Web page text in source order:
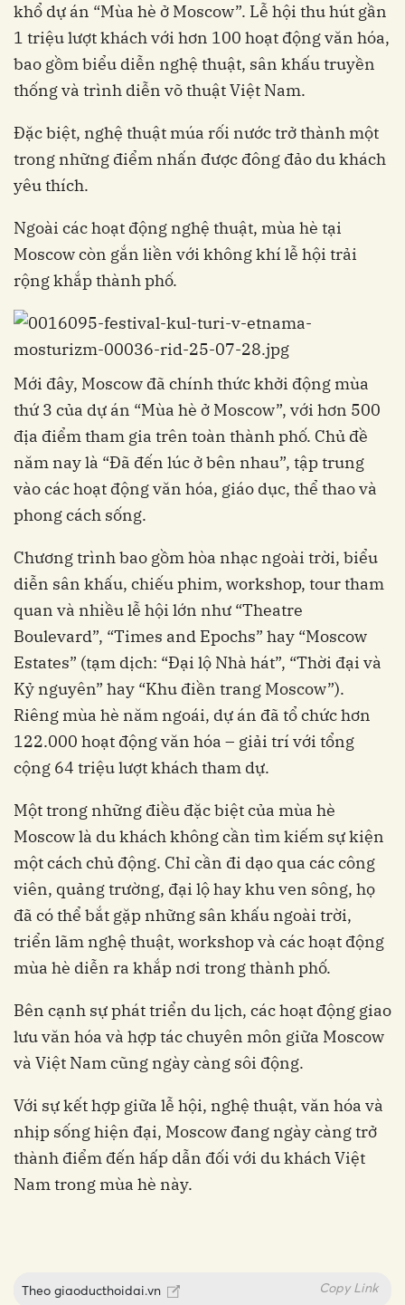
khổ dự án “Mùa hè ở Moscow”. Lễ hội thu hút gần
1 triệu lượt khách với hơn 100 hoạt động văn hóa,
bao gồm biểu diễn nghệ thuật, sân khấu truyền
thống và trình diễn võ thuật Việt Nam.
Đặc biệt, nghệ thuật múa rối nước trở thành một
trong những điểm nhấn được đông đảo du khách
yêu thích.
Ngoài các hoạt động nghệ thuật, mùa hè tại
Moscow còn gắn liền với không khí lễ hội trải
rộng khắp thành phố.
Mới đây, Moscow đã chính thức khởi động mùa
thứ 3 của dự án “Mùa hè ở Moscow”, với hơn 500
địa điểm tham gia trên toàn thành phố. Chủ đề
năm nay là “Đã đến lúc ở bên nhau”, tập trung
vào các hoạt động văn hóa, giáo dục, thể thao và
phong cách sống.
Chương trình bao gồm hòa nhạc ngoài trời, biểu
diễn sân khấu, chiếu phim, workshop, tour tham
quan và nhiều lễ hội lớn như “Theatre
Boulevard”, “Times and Epochs” hay “Moscow
Estates” (tạm dịch: “Đại lộ Nhà hát”, “Thời đại và
Kỷ nguyên” hay “Khu điền trang Moscow”).
Riêng mùa hè năm ngoái, dự án đã tổ chức hơn
122.000 hoạt động văn hóa – giải trí với tổng
cộng 64 triệu lượt khách tham dự.
Một trong những điều đặc biệt của mùa hè
Moscow là du khách không cần tìm kiếm sự kiện
một cách chủ động. Chỉ cần đi dạo qua các công
viên, quảng trường, đại lộ hay khu ven sông, họ
đã có thể bắt gặp những sân khấu ngoài trời,
triển lãm nghệ thuật, workshop và các hoạt động
mùa hè diễn ra khắp nơi trong thành phố.
Bên cạnh sự phát triển du lịch, các hoạt động giao
lưu văn hóa và hợp tác chuyên môn giữa Moscow
và Việt Nam cũng ngày càng sôi động.
Với sự kết hợp giữa lễ hội, nghệ thuật, văn hóa và
nhịp sống hiện đại, Moscow đang ngày càng trở
thành điểm đến hấp dẫn đối với du khách Việt
Nam trong mùa hè này.
Theo giaoducthoidai.vn Copy Link